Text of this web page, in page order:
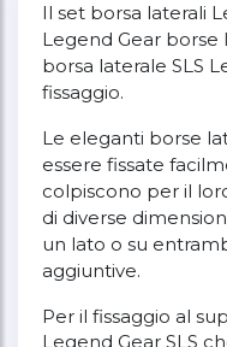
Il set borsa laterali
Legend Gear borse
borsa laterale SLS
fissaggio.
Le eleganti borse
essere fissate
colpiscono per il
di diverse
un lato o su
aggiuntive.
Per il fissaggio al
Legend Gear SLS